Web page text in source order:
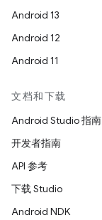
Android 13
Android 12
Android 11
文档和下载
Android Studio 指南
开发者指南
API 参考
下载 Studio
Android NDK